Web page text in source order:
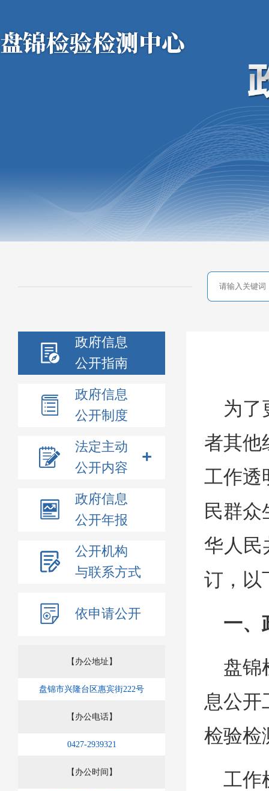
政府信息
公开指南
政府信息
公开制度
法定主动
公开内容
政府信息
公开年报
公开机构
与联系方式
依申请公开
【办公地址】
盘锦市兴隆台区惠宾街222号
【办公电话】
0427-2939321
【办公时间】
为了
者其他
工作透
民群众
华人民
订，以
一、
盘锦
息公开
检验检
工作